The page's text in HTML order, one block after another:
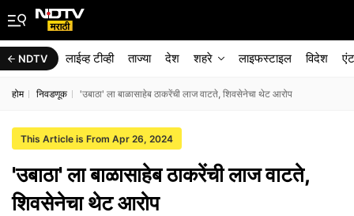
NDTV लाईव्ह टीव्ही ताज्या देश शहरे लाइफस्टाइल विदेश
होम निवडणूक 'उबाठा' ला बाळासाहेब ठाकरेंची लाज वाटते, शिवसेनेचा थेट आरोप
This Article is From Apr 26, 2024
'उबाठा' ला बाळासाहेब ठाकरेंची लाज वाटते,
शिवसेनेचा थेट आरोप